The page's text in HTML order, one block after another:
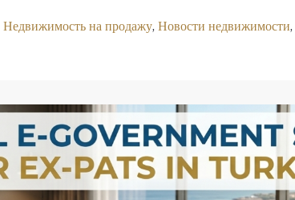
Недвижимость на продажу, Новости недвижимости,